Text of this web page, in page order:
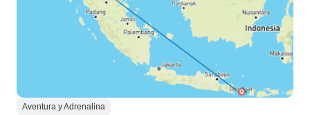
Aventura y Adrenalina